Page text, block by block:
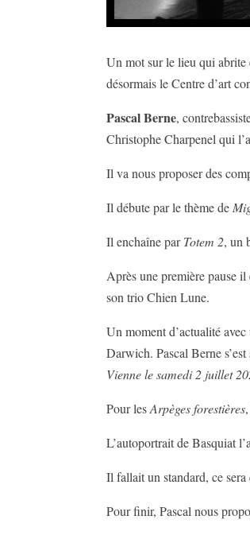
Un mot sur le lieu qui abrite
désormais le Centre d’art
Pascal Berne,
Christophe Charpenel qui
Il va nous proposer des
Il débute par le thème de
Il enchaîne parTotem 2, un
Après une première pause il
son trio Chien Lune.
Un moment d’actualité
Darwich. Pascal Berne
Vienne le samedi 2 juillet
Pour lesArpèges forestières
L’autoportrait de Basquiat
Il fallait un standard, ce
Pour finir, Pascal nous